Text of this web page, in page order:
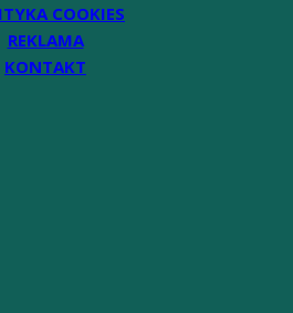
COOKIES
REKLAMA
KONTAKT